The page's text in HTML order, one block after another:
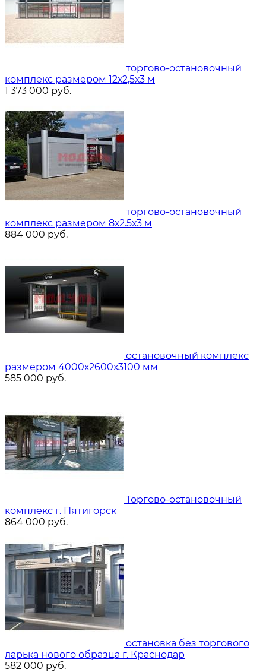
торгово-остановочный
комплекс размером 12х2,5х3 м
1 373 000 руб.
торгово-остановочный
комплекс размером 8х2.5х3 м
884 000 руб.
остановочный комплекс
размером 4000х2600х3100 мм
585 000 руб.
Торгово-остановочный
комплекс г. Пятигорск
864 000 руб.
остановка без торгового
ларька нового образца г. Краснодар
582 000 руб.